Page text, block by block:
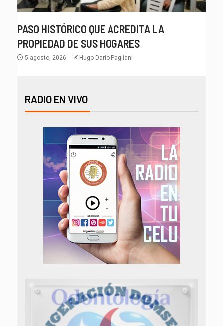
PASO HISTÓRICO QUE ACREDITA LA
PROPIEDAD DE SUS HOGARES
5 agosto, 2026 Hugo Dario Pagliani
RADIO EN VIVO